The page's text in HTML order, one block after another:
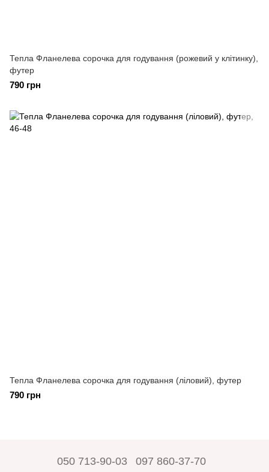
Тепла Фланелева сорочка для годування (рожевий у клітинку),
футер
790 грн
Тепла Фланелева сорочка для годування (ліловий), футер
790 грн
050 713-90-03 097 860-37-70